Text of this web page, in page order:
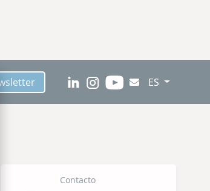
ES
Contacto